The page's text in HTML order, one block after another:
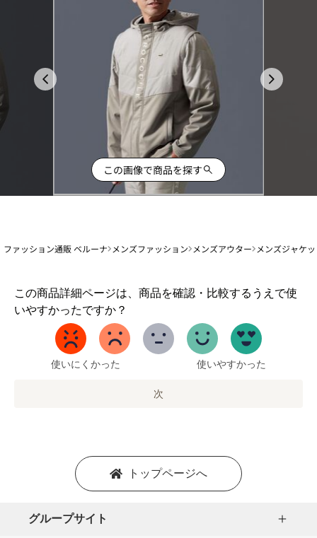
この画像で商品を探す
ファッション通販 ベルーナ メンズファッション メンズアウター メンズジャケ
この商品詳細ページは、商品を確認・比較するうえで使
いやすかったですか？
1
か
使いにくかった 使いやすかった
次
トップページへ
グループサイト